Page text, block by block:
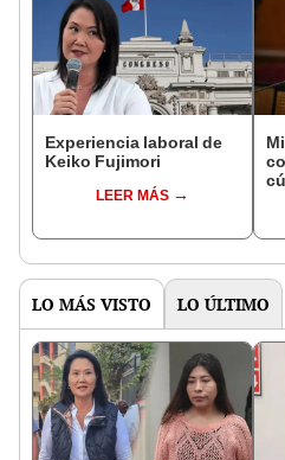
Experiencia laboral de
Keiko Fujimori
LEER MÁS
LO MÁS VISTO LO ÚLTIMO